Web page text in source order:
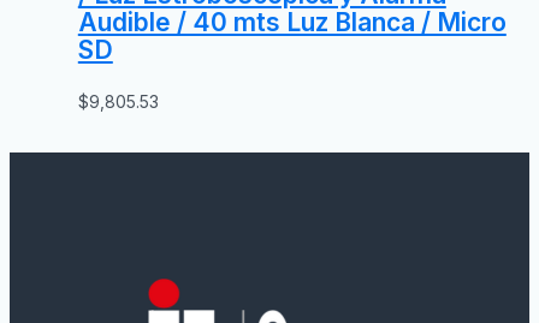
Audible / 40 mts Luz Blanca / Micro
SD
$9,805.53